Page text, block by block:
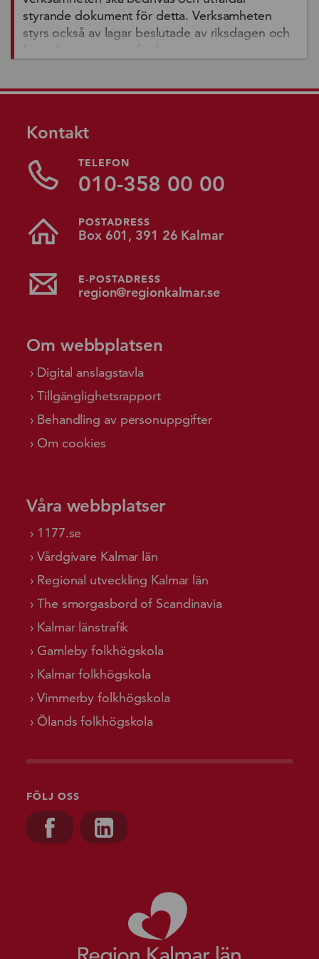
styrande dokument för detta. Verksamheten
styrs också av lagar beslutade av riksdagen och
förordningar som utfärdats av regeringen.
Kontakt
TELEFON
010-358 00 00
POSTADRESS
Box 601, 391 26 Kalmar
E-POSTADRESS
region@regionkalmar.se
Om webbplatsen
Digital anslagstavla
Tillgänglighetsrapport
Behandling av personuppgifter
Om cookies
Våra webbplatser
1177.se
Vårdgivare Kalmar län
Regional utveckling Kalmar län
The smorgasbord of Scandinavia
Kalmar länstrafik
Gamleby folkhögskola
Kalmar folkhögskola
Vimmerby folkhögskola
Ölands folkhögskola
FÖLJ OSS
Besök oss på, Facebook
Besök oss på, Linkedin